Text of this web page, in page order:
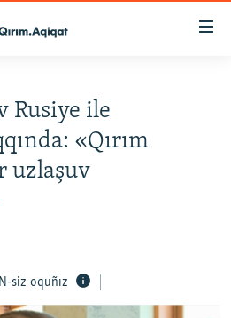
Rusiye ile
«Qırım
uzlaşuv
siz oquñız